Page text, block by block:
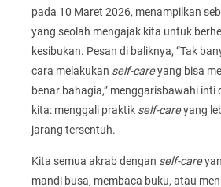
pada 10 Maret 2026, menampilkan
yang seolah mengajak kita untuk
kesibukan. Pesan di baliknya, “Tak
cara melakukan self-careyang bisa
benar bahagia,” menggarisbawahi inti
kita: menggali praktik self-careyang
jarang tersentuh.
Kita semua akrab dengan self-care
mandi busa, membaca buku, atau